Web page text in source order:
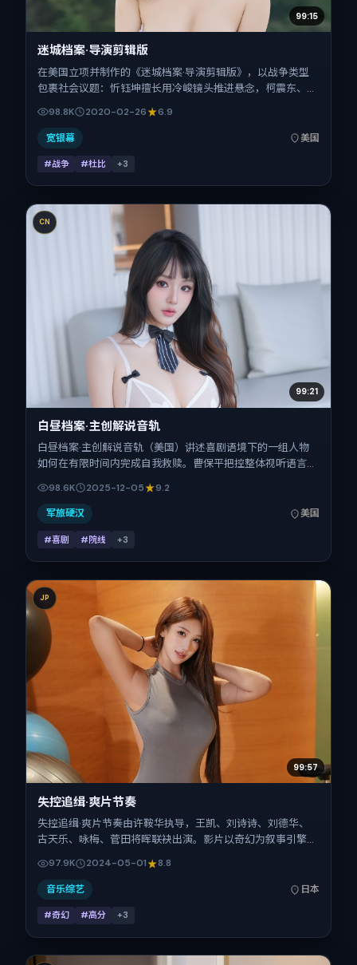
99:15
迷城档案·导演剪辑版
在美国立项并制作的《迷城档案·导演剪辑版》，以战争类型
包裹社会议题：忻钰坤擅长用冷峻镜头推进悬念，柯震东、张
家辉、刘昊然、古天乐、安妮·海瑟薇的对手戏为看点之一。
上映时间：2020-02-26；片长154分钟；适合关注现实质感
与类型片结构的观众。
98.8K 2020-02-26 6.9
宽银幕 美国
#战争 #杜比 +3
CN
99:21
白昼档案·主创解说音轨
白昼档案·主创解说音轨（美国）讲述喜剧语境下的一组人物
如何在有限时间内完成自我救赎。曹保平把控整体视听语言，
定于 2025-12-05 起陆续登陆院线与网络平台，贺岁档前后
公映，片长153分钟。
98.6K 2025-12-05 9.2
军旅硬汉 美国
#喜剧 #院线 +3
JP
99:57
失控追缉·爽片节奏
失控追缉·爽片节奏由许鞍华执导，王凯、刘诗诗、刘德华、
古天乐、咏梅、菅田将晖联袂出演。影片以奇幻为叙事引擎，
反转。2024年5月1日于日本首映（春季档），片长156分钟，
适合喜欢强情节与细腻表演的观众。
97.9K 2024-05-01 8.8
音乐综艺 日本
#奇幻 #高分 +3